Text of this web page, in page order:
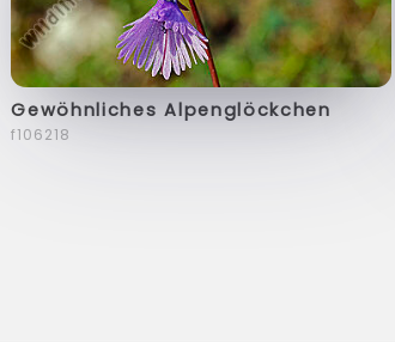
Gewöhnliches Alpenglöckchen
f106218